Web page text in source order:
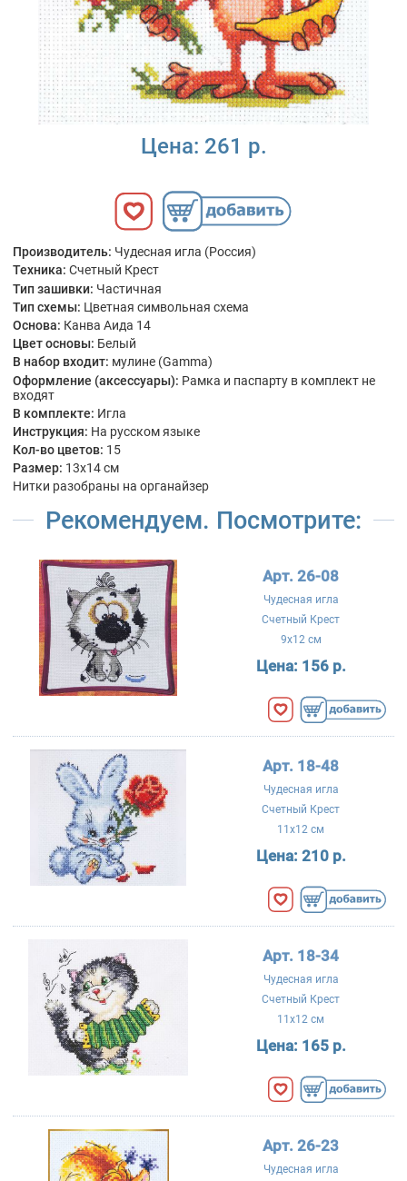
Цена: 261 р.
Производитель: Чудесная игла (Россия)
Техника: Счетный Крест
Тип зашивки: Частичная
Тип схемы: Цветная символьная схема
Основа: Канва Аида 14
Цвет основы: Белый
В набор входит: мулине (Gamma)
Оформление (аксессуары): Рамка и паспарту в комплект не
входят
В комплекте: Игла
Инструкция: На русском языке
Кол-во цветов: 15
Размер: 13x14 см
Нитки разобраны на органайзер
Рекомендуем. Посмотрите:
Арт. 26-08
Чудесная игла
Счетный Крест
9x12 см
Цена: 156 р.
Арт. 18-48
Чудесная игла
Счетный Крест
11x12 см
Цена: 210 р.
Арт. 18-34
Чудесная игла
Счетный Крест
11x12 см
Цена: 165 р.
Арт. 26-23
Чудесная игла